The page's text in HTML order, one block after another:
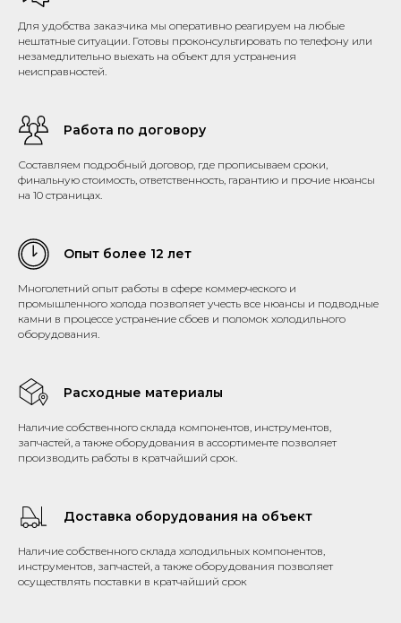
Для удобства заказчика мы оперативно реагируем на любые
нештатные ситуации. Готовы проконсультировать по телефону или
незамедлительно выехать на объект для устранения
неисправностей.
Работа по договору
Составляем подробный договор, где прописываем сроки,
финальную стоимость, ответственность, гарантию и прочие нюансы
на 10 страницах.
Опыт более 12 лет
Многолетний опыт работы в сфере коммерческого и
промышленного холода позволяет учесть все нюансы и подводные
камни в процессе устранение сбоев и поломок холодильного
оборудования.
Расходные материалы
Наличие собственного склада компонентов, инструментов,
запчастей, а также оборудования в ассортименте позволяет
производить работы в кратчайший срок.
Доставка оборудования на объект
Наличие собственного склада холодильных компонентов,
инструментов, запчастей, а также оборудования позволяет
осуществлять поставки в кратчайший срок